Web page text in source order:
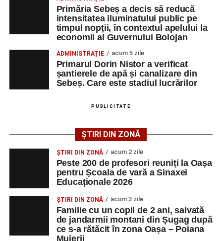
denumirea posturilor vacante din Săsciori, și datele de
contact ale angajatorilor, precum numere de telefon și
adrese de e-mail, pentru ca persoanele interesate să
poată solicita detalii despre condițiile de angajare,
programul de lucru și procesul de recrutare.
Mai jos puteți consulta lista completă a locurilor de
muncă disponibile în comuna Săsciori la data de 4
AGENT OCUPAŢIA
NR.
NR.
Technology Srl
OPERATOR LA
MASINI-UNELTE
NUMERICA
1 0752826367
Primăria Sebeș a decis să reducă
intensitatea iluminatului public pe
timpul nopții, în contextul apelului la
economii al Guvernului Bolojan
ADMINISTRAȚIE acum 5 zile
Primarul Dorin Nistor a verificat
șantierele de apă și canalizare din
Sebeș. Care este stadiul lucrărilor
PUBLICITATE
ȘTIRI DIN ZONĂ
ȘTIRI DIN ZONĂ acum 2 zile
Peste 200 de profesori reuniți la Oașa
pentru Școala de vară a Sinaxei
Educaționale 2026
ȘTIRI DIN ZONĂ acum 3 zile
Familie cu un copil de 2 ani, salvată
de jandarmii montani din Șugag după
ce s-a rătăcit în zona Oașa – Poiana
Muierii